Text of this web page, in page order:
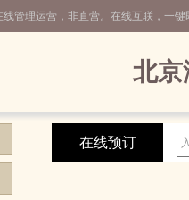
管理运营，非直营。在线互联，一
北京
在线预订